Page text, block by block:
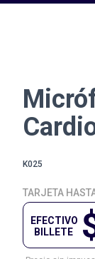
K025
TARJETA
EFECTIVO
BILLETE